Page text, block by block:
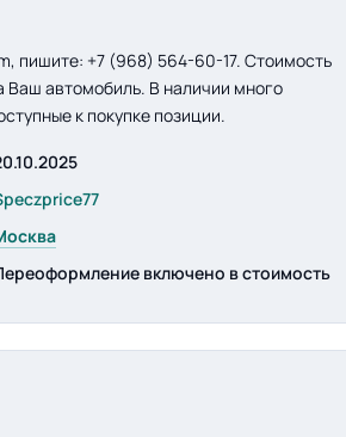
пишите: +7 (968) 564-60-17. Стоимость
Ваш автомобиль. В наличии много
к покупке позиции.
включено в стоимость